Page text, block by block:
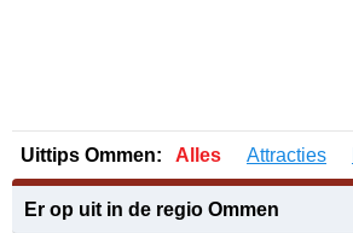
Uittips Ommen: Alles Attracties
Er op uit in de regio Ommen